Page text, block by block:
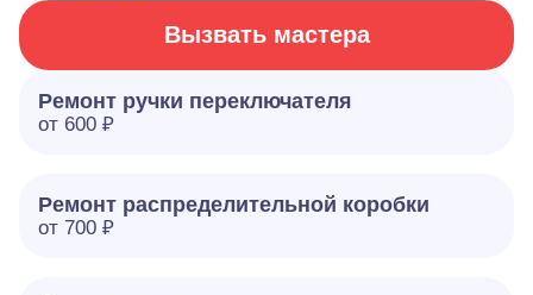
Вызвать мастера
Ремонт ручки переключателя
от 600 ₽
Ремонт распределительной коробки
от 700 ₽